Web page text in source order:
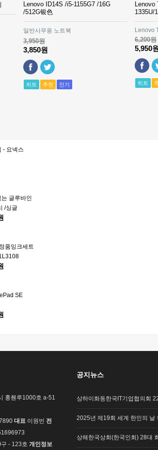
Lenovo ID14S /i5-1155G7 /16G
/512G银色
일반사무용 노트북
3,950원
3,850원
히트 추천 인기
Lenovo
1335U/
Lenovo
6,200원
5,950원
히트
글루바인
/싱글
품잉크세트
3253 /4
황/파랑 각1
- 요넥스
글루바인
/싱글
품잉크세트
3253 /4
SE
/싱글
품잉크세트
훙췐루1000호 a-51
대표 이원빈 전
- 123호 개인정보
공지뉴스
상하이화동한국IT기업협의회
2025년 제19회 세계 한인의 날
상해한국상회(한국인회) 28대